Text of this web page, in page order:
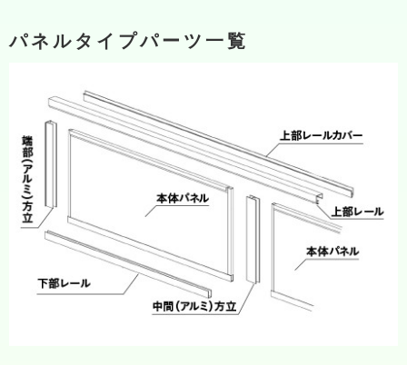
パネルタイプパーツ一覧